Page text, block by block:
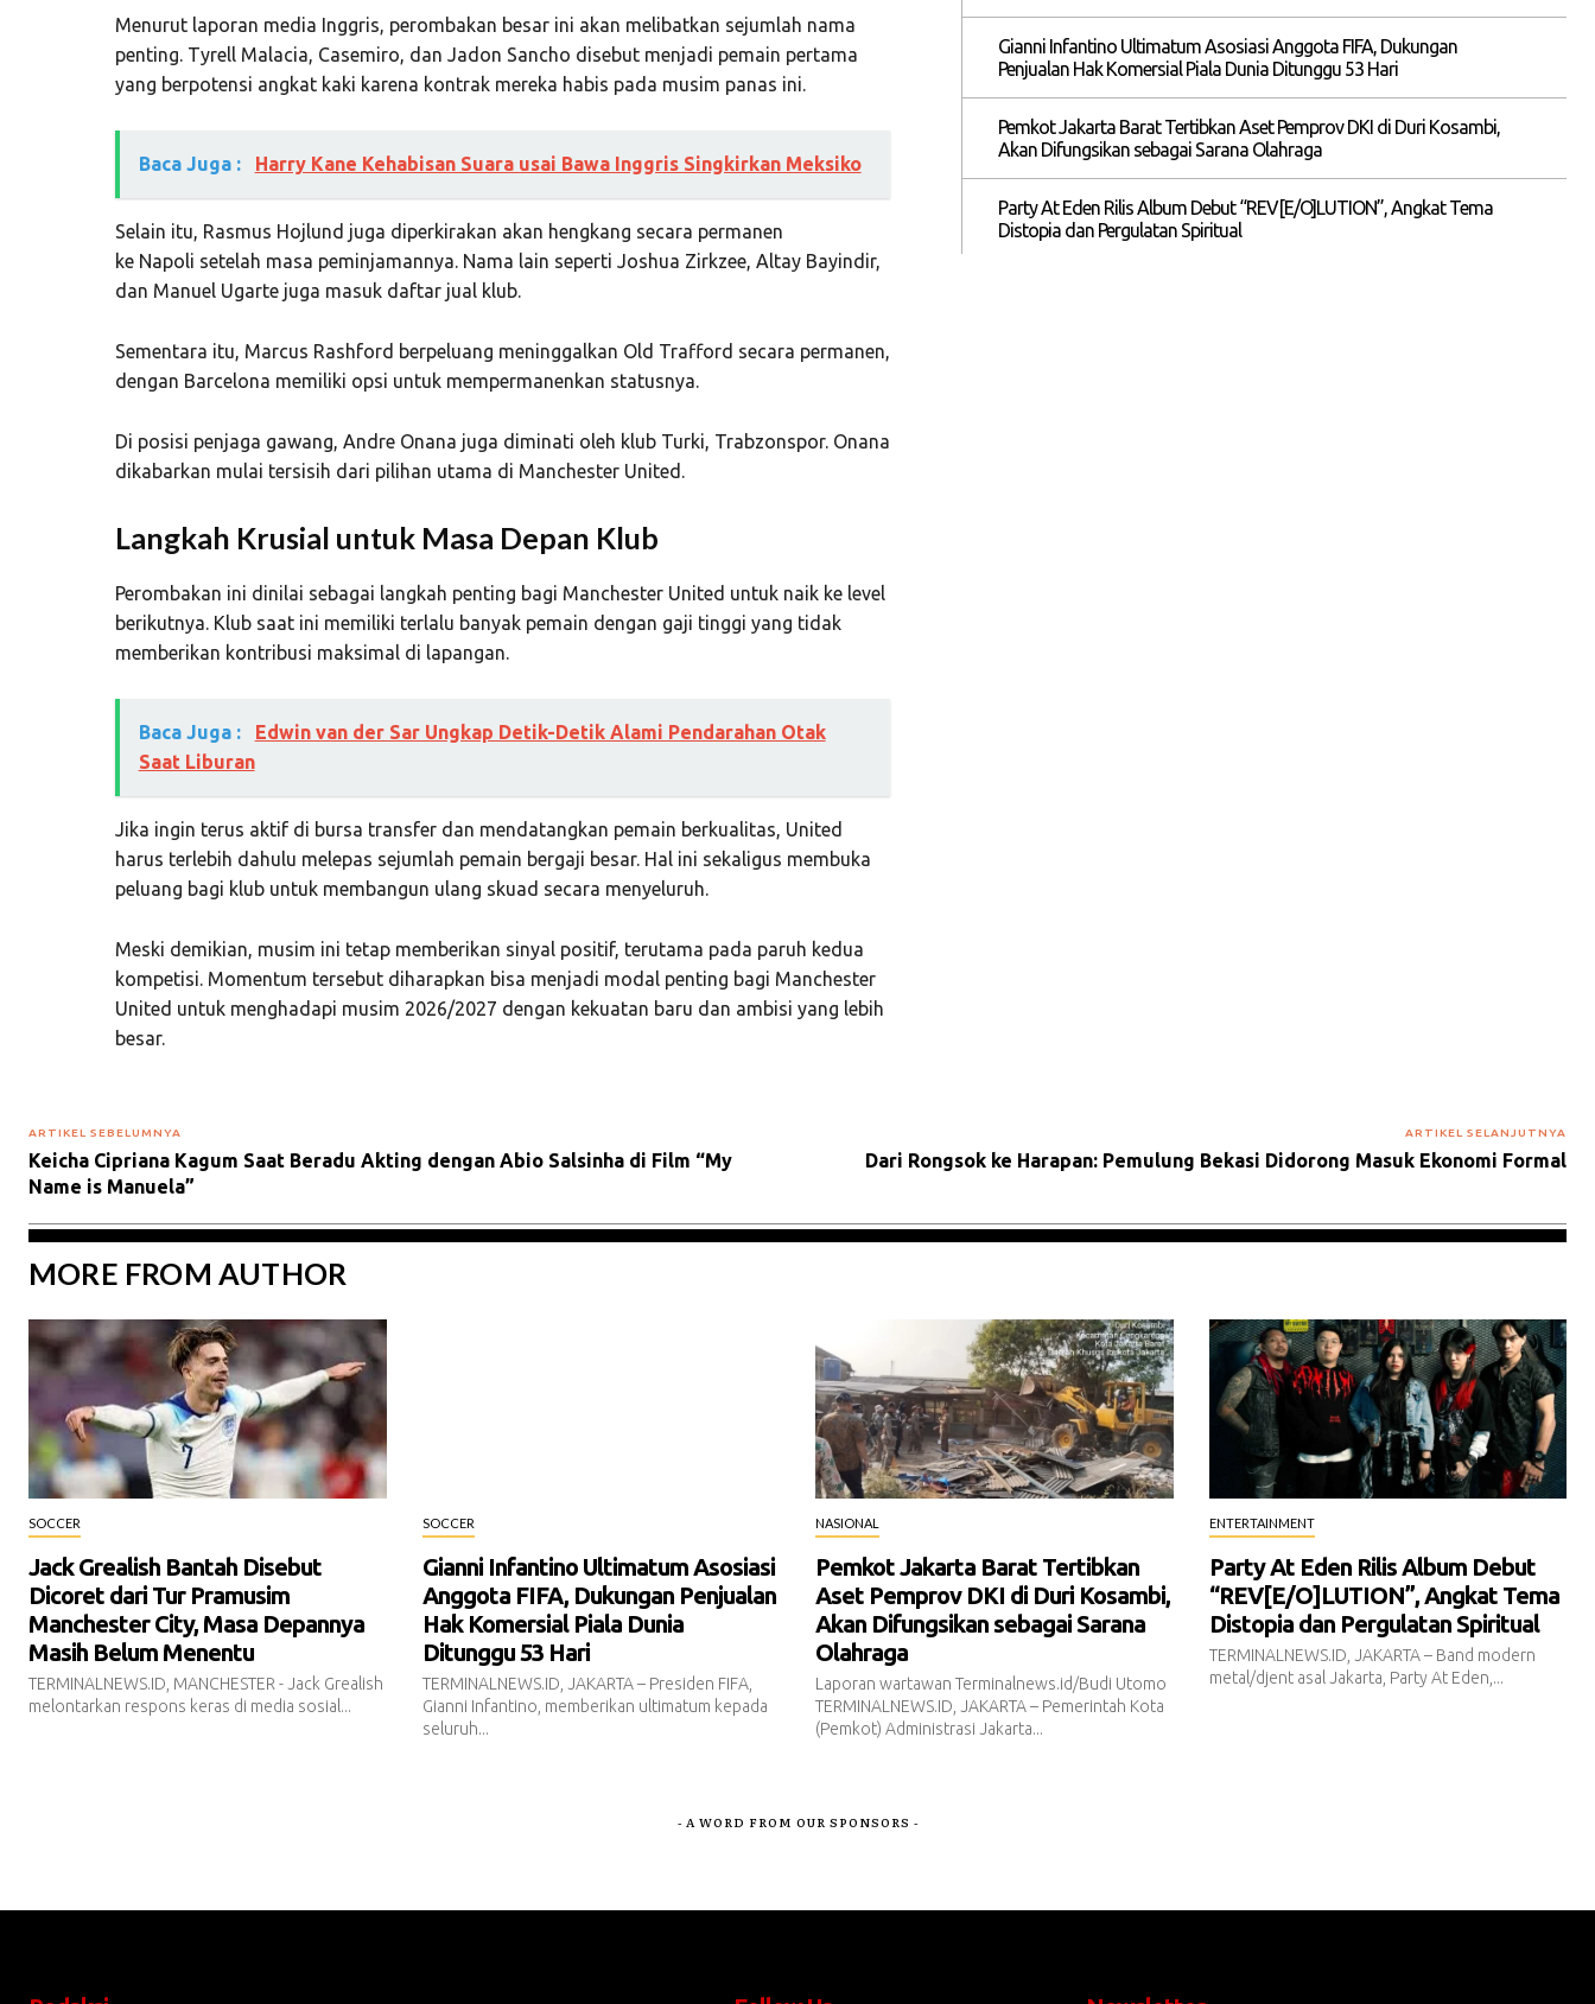
Menurut laporan media Inggris, perombakan besar ini akan melibatkan sejumlah nama
penting. Tyrell Malacia, Casemiro, dan Jadon Sancho disebut menjadi pemain pertama
yang berpotensi angkat kaki karena kontrak mereka habis pada musim panas ini.
Baca Juga : Harry Kane Kehabisan Suara usai Bawa Inggris Singkirkan Meksiko
Selain itu, Rasmus Hojlund juga diperkirakan akan hengkang secara permanen
ke Napoli setelah masa peminjamannya. Nama lain seperti Joshua Zirkzee, Altay Bayindir,
dan Manuel Ugartejuga masuk daftar jual klub.
Sementara itu, Marcus Rashford berpeluang meninggalkan Old Trafford secara permanen,
dengan Barcelona memiliki opsi untuk mempermanenkan statusnya.
Di posisi penjaga gawang, Andre Onana juga diminati oleh klub Turki, Trabzonspor. Onana
dikabarkan mulai tersisih dari pilihan utama di Manchester United.
Langkah Krusial untuk Masa Depan Klub
Perombakan ini dinilai sebagai langkah penting bagi Manchester United untuk naik ke level
berikutnya. Klub saat ini memiliki terlalu banyak pemain dengan gaji tinggi yang tidak
memberikan kontribusi maksimal di lapangan.
Baca Juga :
Edwin van der Sar Ungkap Detik-Detik Alami Pendarahan Otak
Saat Liburan
Jika ingin terus aktif di bursa transfer dan mendatangkan pemain berkualitas, United
harus terlebih dahulu melepas sejumlah pemain bergaji besar. Hal ini sekaligus membuka
peluang bagi klub untuk membangun ulang skuad secara menyeluruh.
Meski demikian, musim ini tetap memberikan sinyal positif, terutama pada paruh kedua
kompetisi. Momentum tersebut diharapkan bisa menjadi modal penting bagi Manchester
United untuk menghadapi musim 2026/2027 dengan kekuatan baru dan ambisi yang lebih
besar.
Gianni Infantino Ultimatum Asosiasi Anggota FIFA, Dukungan
Penjualan Hak Komersial Piala Dunia Ditunggu 53 Hari
Pemkot Jakarta Barat Tertibkan Aset Pemprov DKI di Duri Kosambi,
Akan Difungsikan sebagai Sarana Olahraga
Party At Eden Rilis Album Debut “REV[E/O]LUTION”, Angkat Tema
Distopia dan Pergulatan Spiritual
ARTIKEL SEBELUMNYA
Keicha Cipriana Kagum Saat Beradu Akting dengan Abio Salsinha di Film “My
Name is Manuela”
ARTIKEL SELANJUTNYA
Dari Rongsok ke Harapan: Pemulung Bekasi Didorong Masuk Ekonomi Formal
MORE FROM AUTHOR
SOCCER
Jack Grealish Bantah Disebut
Dicoret dari Tur Pramusim
Manchester City, Masa Depannya
Masih Belum Menentu
TERMINALNEWS.ID, MANCHESTER - Jack Grealish
melontarkan respons keras di media sosial...
SOCCER
Gianni Infantino Ultimatum Asosiasi
Anggota FIFA, Dukungan Penjualan
Hak Komersial Piala Dunia
Ditunggu 53 Hari
TERMINALNEWS.ID, JAKARTA – Presiden FIFA,
Gianni Infantino, memberikan ultimatum kepada
seluruh...
NASIONAL
Pemkot Jakarta Barat Tertibkan
Aset Pemprov DKI di Duri Kosambi,
Akan Difungsikan sebagai Sarana
Olahraga
Laporan wartawan Terminalnews.id/Budi Utomo
TERMINALNEWS.ID, JAKARTA – Pemerintah Kota
(Pemkot) Administrasi Jakarta...
ENTERTAINMENT
Party At Eden Rilis Album Debut
“REV[E/O]LUTION”, Angkat Tema
Distopia dan Pergulatan Spiritual
TERMINALNEWS.ID, JAKARTA – Band modern
metal/djent asal Jakarta, Party At Eden,...
- A WORD FROM OUR SPONSORS -